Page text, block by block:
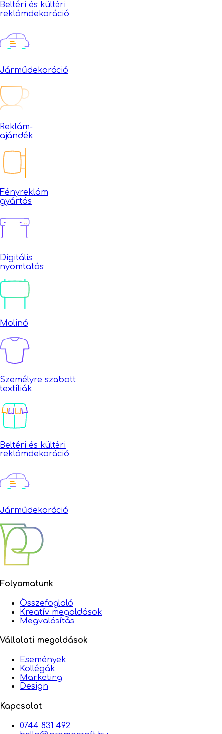
Beltéri és kültéri
reklámdekoráció
Járműdekoráció
Reklám-
ajándék
Fényreklám
gyártás
Digitális
nyomtatás
Molinó
Személyre szabott
textíliák
Beltéri és kültéri
reklámdekoráció
Járműdekoráció
Folyamatunk
Összefoglaló
Kreatív megoldások
Megvalósítás
Vállalati megoldások
Események
Kollégák
Marketing
Design
Kapcsolat
0744 831 492